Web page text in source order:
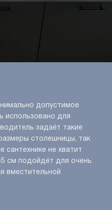
допустимое
использовано для
задаёт такие
столешницы, так
сантехнике не хватит
см подойдёт для очень
вместительной